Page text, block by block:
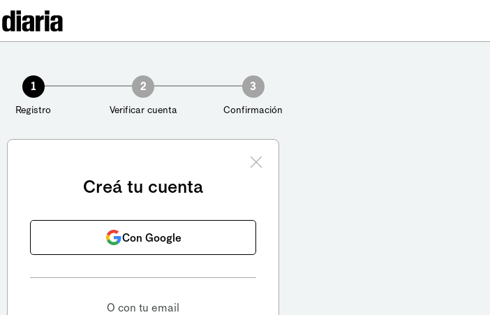
1
Registro
2
Verificar cuenta
3
Confirmación
Creá tu cuenta
Con Google
O con tu email